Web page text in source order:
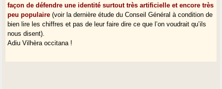
façon de défendre une identité surtout très artificielle et encore très
peu populaire (voir la dernière étude du Conseil Général à condition de
bien lire les chiffres et pas de leur faire dire ce que l’on voudrait qu’ils
nous disent).
Adiu Vilhèra occitana !